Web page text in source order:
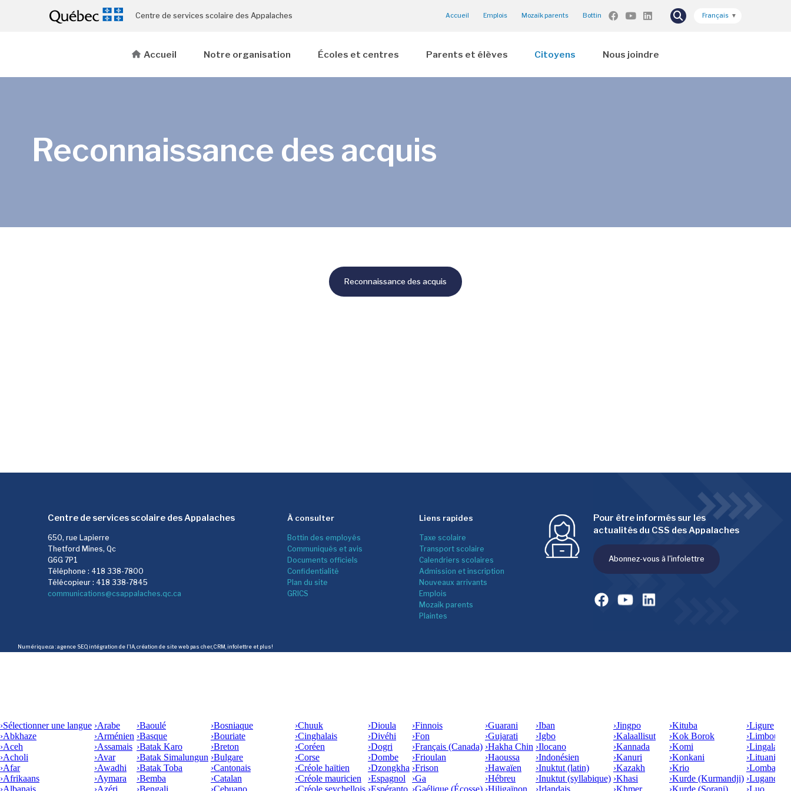
Centre de services scolaire des Appalaches Accueil Emplois Mozaïk parents Bottin Français ▼
Accueil Notre organisation Écoles et centres Parents et élèves Citoyens Nous joindre
Reconnaissance des acquis
Reconnaissance des acquis
Pour être informés sur les
actualités du CSS des Appalaches
Abonnez-vous à l'infolettre
À consulter
Bottin des employés
Communiqués et avis
Documents officiels
Confidentialité
Plan du site
GRICS
Liens rapides
Taxe scolaire
Transport scolaire
Calendriers scolaires
Admission et inscription
Nouveaux arrivants
Emplois
Mozaîk parents
Plaintes
Centre de services scolaire des Appalaches
650, rue Lapierre
Thetford Mines, Qc
G6G 7P1
Téléphone : 418 338-7800
Télécopieur : 418 338-7845
communications@csappalaches.qc.ca
Numérique.ca : agence SEO, intégration de l'IA, création de site web pas cher, CRM , infolettre et plus!